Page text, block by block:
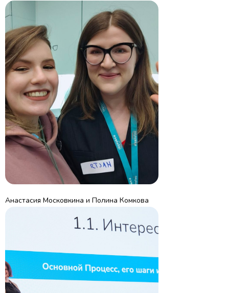
Анастасия Московкина и Полина Комкова